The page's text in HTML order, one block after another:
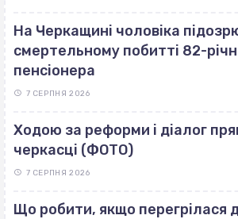
На Черкащині чоловіка
смертельному побитті 82-
пенсіонера
7 СЕРПНЯ 2026
Ходою за реформи і діалог
черкасці (ФОТО)
7 СЕРПНЯ 2026
Що робити, якщо перегрілася